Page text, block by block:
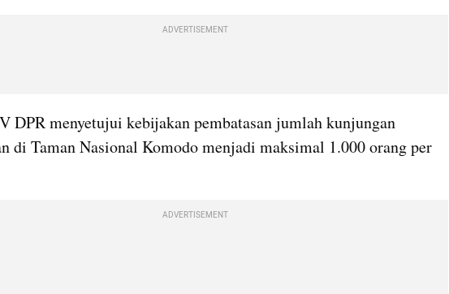
ADVERTISEMENT
DPR menyetujui kebijakan pembatasan jumlah kunjungan
di Taman Nasional Komodo menjadi maksimal 1.000 orang per
ADVERTISEMENT